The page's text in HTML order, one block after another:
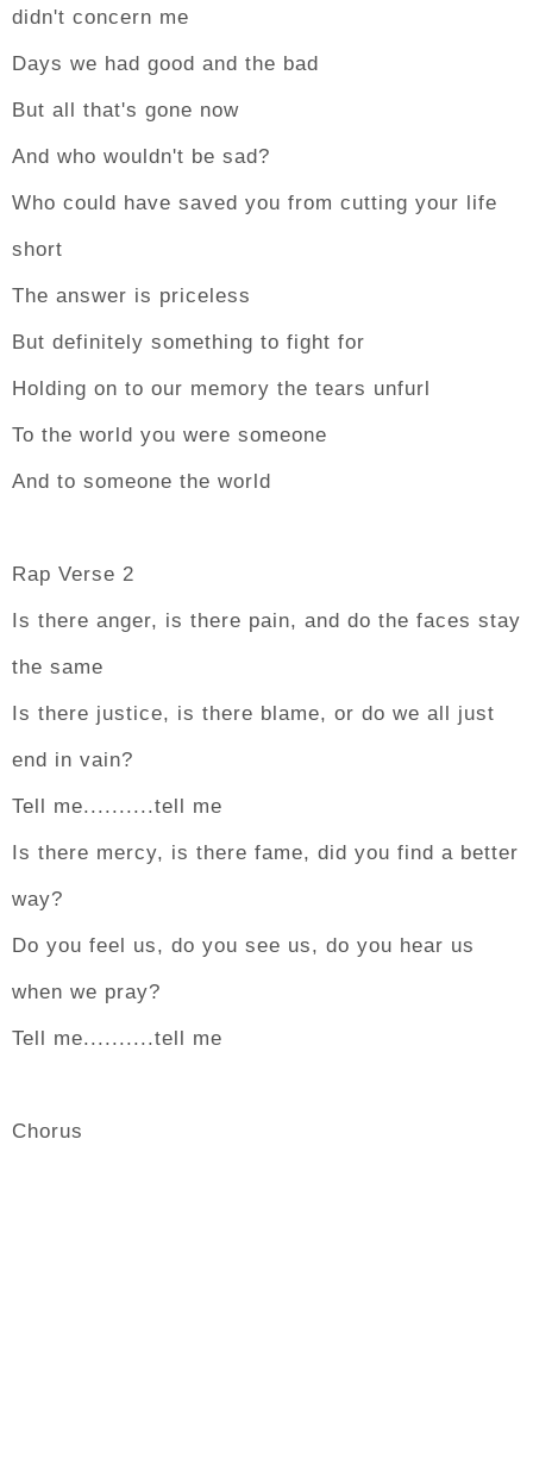
didn't concern me
Days we had good and the bad
But all that's gone now
And who wouldn't be sad?
Who could have saved you from cutting your life
short
The answer is priceless
But definitely something to fight for
Holding on to our memory the tears unfurl
To the world you were someone
And to someone the world
Rap Verse 2
Is there anger, is there pain, and do the faces stay
the same
Is there justice, is there blame, or do we all just
end in vain?
Tell me..........tell me
Is there mercy, is there fame, did you find a better
way?
Do you feel us, do you see us, do you hear us
when we pray?
Tell me..........tell me
Chorus